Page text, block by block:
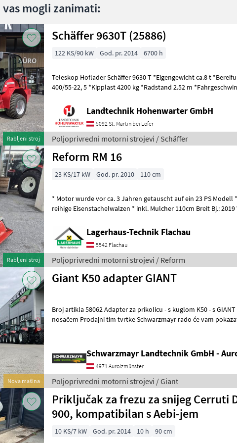
mogli zanimati:
Rabljeni stroj
Schäffer 9630T (25886)
122 KS/90 kW God. pr. 2014 6700 h
Teleskop Hoflader Schäffer 9630 T *Eigengewicht ca.8 t
400/55-22, 5 *Kipplast 4200 kg *Radstand 2.52 m
Landtechnik Hohenwarter GmbH
5092 St. Martin bei Lofer
Poljoprivredni motorni strojevi / Schäffer
Rabljeni stroj
Reform RM 16
23 KS/17 kW God. pr. 2010 110 cm
* Motor wurde vor ca. 3 Jahren getauscht auf ein 23 PS Modell
reihige Eisenstachelwalzen * inkl. Mulcher 110cm Breit Bj.: 2019 Wir
Lagerhaus-Technik Flachau
5542 Flachau
Poljoprivredni motorni strojevi / Reform
Nova mašina
Giant K50 adapter GIANT
Broj artikla 58062 Adapter za prikolicu - s kuglom K50 - s GIANT
nosačem Prodajni tim tvrtke Schwarzmayr rado će vam pokazati
Schwarzmayr Landtechnik GmbH -
4971 Aurolzmünster
Poljoprivredni motorni strojevi / Giant
Priključak za frezu za snijeg Cerruti
900, kompatibilan s Aebi-jem
10 KS/7 kW God. pr. 2014 10 h
90 cm